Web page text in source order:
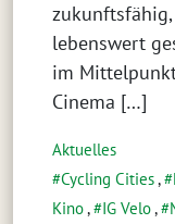
lebenswert
im
Cinema […]
Aktuelles
Cycling Cities,
Kino, IG Velo,